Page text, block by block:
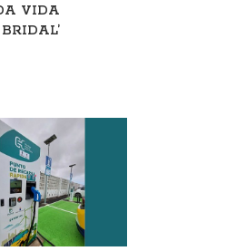
VIDA
BRIDAL’